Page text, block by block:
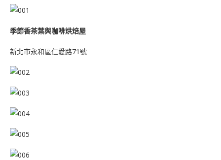
季節香茶葉與咖啡烘焙屋
新北市永和區仁愛路71號